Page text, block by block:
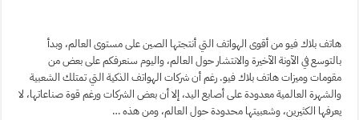
هاتف بلاك فيو من أقوى الهواتف التي أنتجتها الصين على مستوى العالم، وبدأ
بالتوسع في الآونة الآخيرة والانتشار حول العالم، واليوم سنعرفكم على بعض من
مقومات وميزات هاتف بلاك فيو. رغم أن شركات الهواتف الذكية التي تمتلك الشعبية
والشهرة العالمية معدودة على أصابع اليد، إلا أن بعض الشركات ورغم قوة صناعاتها، لا
يعرفها الكثيرين، وشعبيتها محدودة حول العالم، ومن هذه …